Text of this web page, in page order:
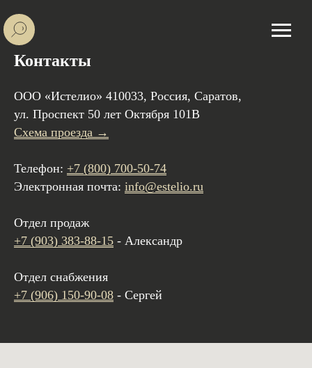
Контакты
ООО «Истелио» 410033, Россия, Саратов,
ул. Проспект 50 лет Октября 101В
Схема проезда →
Телефон: +7 (800) 700-50-74
Электронная почта: info@estelio.ru
Отдел продаж
+7 (903) 383-88-15 - Александр
Отдел снабжения
+7 (906) 150-90-08 - Сергей